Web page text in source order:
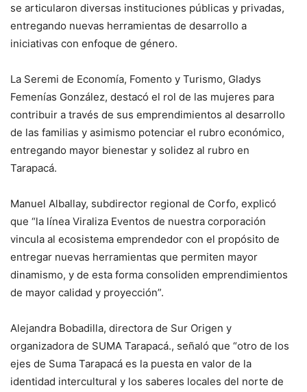
se articularon diversas instituciones públicas y privadas,
entregando nuevas herramientas de desarrollo a
iniciativas con enfoque de género.
La Seremi de Economía, Fomento y Turismo, Gladys
Femenías González, destacó el rol de las mujeres para
contribuir a través de sus emprendimientos al desarrollo
de las familias y asimismo potenciar el rubro económico,
entregando mayor bienestar y solidez al rubro en
Tarapacá.
Manuel Alballay, subdirector regional de Corfo, explicó
que “la línea Viraliza Eventos de nuestra corporación
vincula al ecosistema emprendedor con el propósito de
entregar nuevas herramientas que permiten mayor
dinamismo, y de esta forma consoliden emprendimientos
de mayor calidad y proyección”.
Alejandra Bobadilla, directora de Sur Origen y
organizadora de SUMA Tarapacá., señaló que “otro de los
ejes de Suma Tarapacá es la puesta en valor de la
identidad intercultural y los saberes locales del norte de